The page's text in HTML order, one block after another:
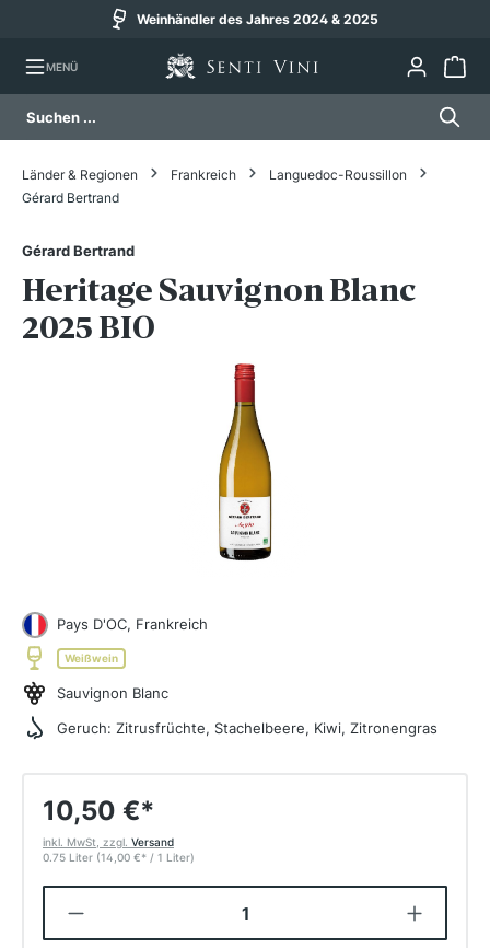
Weinhändler des Jahres 2024 & 2025
MENÜ
Bildergalerie überspringen
Länder & Regionen Frankreich
Languedoc-Roussillon
Gérard Bertrand
Gérard Bertrand
Heritage Sauvignon Blanc
2025 BIO
Pays D'OC, Frankreich
Weißwein
Sauvignon Blanc
Geruch: Zitrusfrüchte, Stachelbeere, Kiwi, Zitronengras
10,50 €*
inkl. MwSt, zzgl. Versand
0.75 Liter (14,00 €* / 1 Liter)
Produkt Anzahl: Gib den